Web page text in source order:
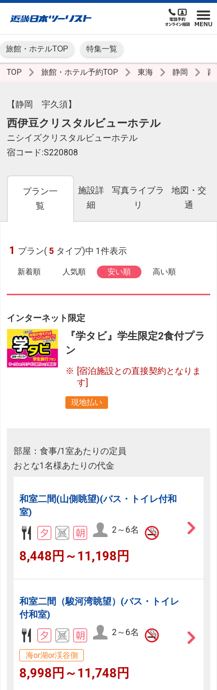
旅館・ホテルTOP 特集一覧
TOP 旅館・ホテル予約TOP 東海 静岡
【静岡 宇久須】
西伊豆クリスタルビューホテル
ニシイズクリスタルビューホテル
宿コード:S220808
プラン一
覧
施設詳
細
写真ライブラ
リ
地図・交
通
1 プラン( 5 タイプ)中 1件表示
新着順 人気順 安い順 高い順
インターネット限定
『学タビ』学生限定2食付プラ
ン
[宿泊施設との直接契約となりま
す]
現地払い
部屋：食事/1室あたりの定員
おとな1名様あたりの代金
和室二間(山側眺望)(バス・トイレ付和
室)
2～6名
8,448円～11,198円
和室二間（駿河湾眺望）(バス・トイレ
付和室)
2～6名
海or湖or渓谷側
8,998円～11,748円